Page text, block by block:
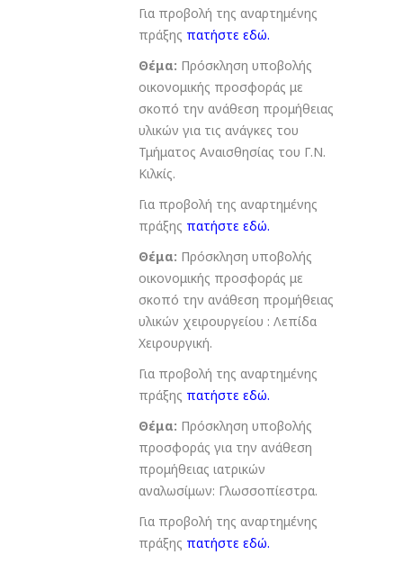
Για προβολή της αναρτημένης
πράξης πατήστε εδώ.
Θέμα: Πρόσκληση υποβολής
οικονομικής προσφοράς με
σκοπό την ανάθεση προμήθειας
υλικών για τις ανάγκες του
Τμήματος Αναισθησίας του Γ.Ν.
Κιλκίς.
Για προβολή της αναρτημένης
πράξης πατήστε εδώ.
Θέμα: Πρόσκληση υποβολής
οικονομικής προσφοράς με
σκοπό την ανάθεση προμήθειας
υλικών χειρουργείου : Λεπίδα
Χειρουργική.
Για προβολή της αναρτημένης
πράξης πατήστε εδώ.
Θέμα: Πρόσκληση υποβολής
προσφοράς για την ανάθεση
προμήθειας ιατρικών
αναλωσίμων: Γλωσσοπίεστρα.
Για προβολή της αναρτημένης
πράξης πατήστε εδώ.